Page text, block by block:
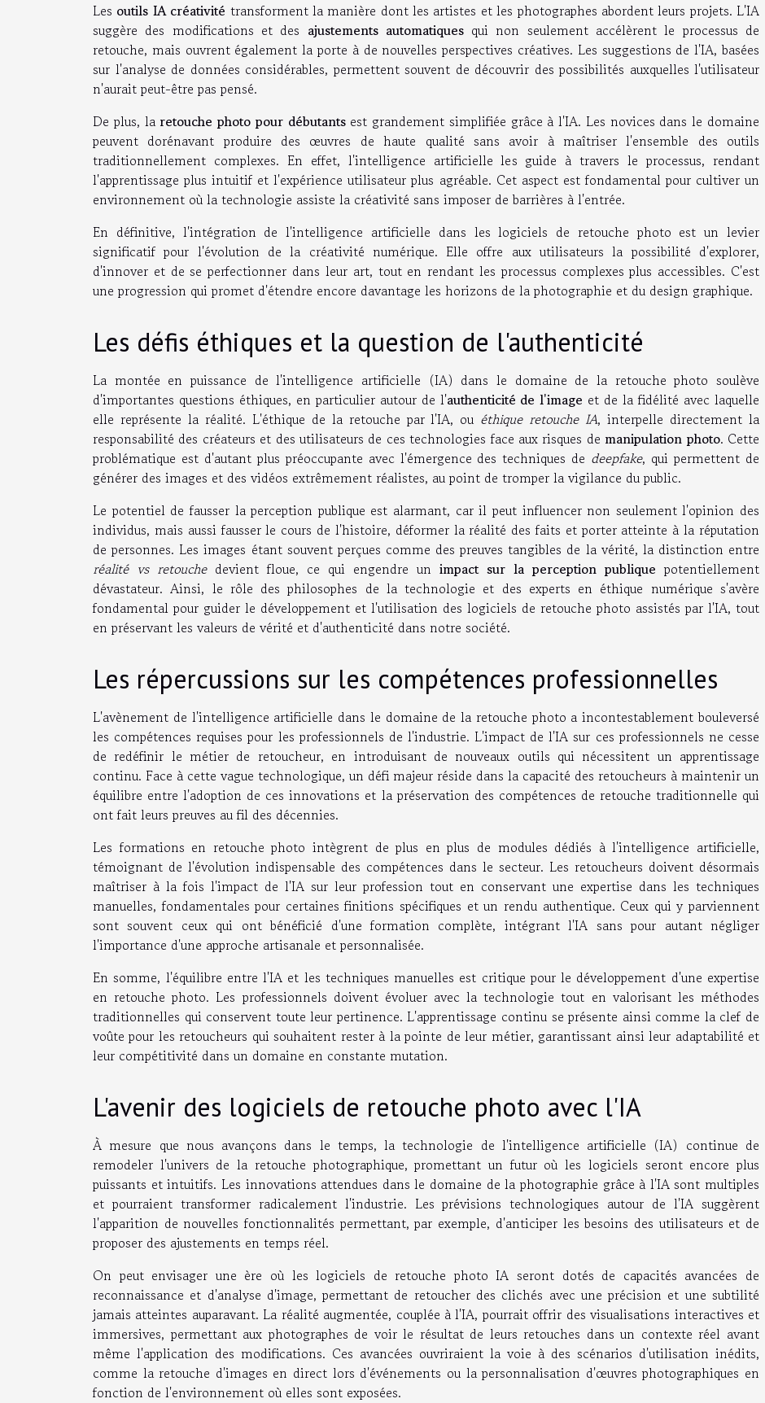
Les outils IA créativité transforment la manière dont les artistes et les photographes abordent leurs projets. L'IA
suggère des modifications et des ajustements automatiquesqui non seulement accélèrent le processus de
retouche, mais ouvrent également la porte à de nouvelles perspectives créatives. Les suggestions de l'IA, basées
sur l'analyse de données considérables, permettent souvent de découvrir des possibilités auxquelles l'utilisateur
n'aurait peut-être pas pensé.
De plus, la retouche photo pour débutantsest grandement simplifiée grâce à l'IA. Les novices dans le domaine
peuvent dorénavant produire des œuvres de haute qualité sans avoir à maîtriser l'ensemble des outils
traditionnellement complexes. En effet, l'intelligence artificielle les guide à travers le processus, rendant
l'apprentissage plus intuitif et l'expérience utilisateur plus agréable. Cet aspect est fondamental pour cultiver un
environnement où la technologie assiste la créativité sans imposer de barrières à l'entrée.
En définitive, l'intégration de l'intelligence artificielle dans les logiciels de retouche photo est un levier
significatif pour l'évolution de la créativité numérique. Elle offre aux utilisateurs la possibilité d'explorer,
d'innover et de se perfectionner dans leur art, tout en rendant les processus complexes plus accessibles. C'est
une progression qui promet d'étendre encore davantage les horizons de la photographie et du design graphique.
Les défis éthiques et la question de l'authenticité
La montée en puissance de l'intelligence artificielle (IA) dans le domaine de la retouche photo soulève
d'importantes questions éthiques, en particulier autour de l'authenticité de l'image et de la fidélité avec laquelle
elle représente la réalité. L'éthique de la retouche par l'IA, ou éthique retouche IA, interpelle directement la
responsabilité des créateurs et des utilisateurs de ces technologies face aux risques de manipulation photo. Cette
problématique est d'autant plus préoccupante avec l'émergence des techniques de deepfake, qui permettent de
générer des images et des vidéos extrêmement réalistes, au point de tromper la vigilance du public.
Le potentiel de fausser la perception publique est alarmant, car il peut influencer non seulement l'opinion des
individus, mais aussi fausser le cours de l'histoire, déformer la réalité des faits et porter atteinte à la réputation
de personnes. Les images étant souvent perçues comme des preuves tangibles de la vérité, la distinction entre
réalité vs retouchedevient floue, ce qui engendre un impact sur la perception publique potentiellement
dévastateur. Ainsi, le rôle des philosophes de la technologie et des experts en éthique numérique s'avère
fondamental pour guider le développement et l'utilisation des logiciels de retouche photo assistés par l'IA, tout
en préservant les valeurs de vérité et d'authenticité dans notre société.
Les répercussions sur les compétences professionnelles
L'avènement de l'intelligence artificielle dans le domaine de la retouche photo a incontestablement bouleversé
les compétences requises pour les professionnels de l'industrie. L'impact de l'IA sur ces professionnels ne cesse
de redéfinir le métier de retoucheur, en introduisant de nouveaux outils qui nécessitent un apprentissage
continu. Face à cette vague technologique, un défi majeur réside dans la capacité des retoucheurs à maintenir un
équilibre entre l'adoption de ces innovations et la préservation des compétences de retouche traditionnelle qui
ont fait leurs preuves au fil des décennies.
Les formations en retouche photo intègrent de plus en plus de modules dédiés à l'intelligence artificielle,
témoignant de l'évolution indispensable des compétences dans le secteur. Les retoucheurs doivent désormais
maîtriser à la fois l'impact de l'IA sur leur profession tout en conservant une expertise dans les techniques
manuelles, fondamentales pour certaines finitions spécifiques et un rendu authentique. Ceux qui y parviennent
sont souvent ceux qui ont bénéficié d'une formation complète, intégrant l'IA sans pour autant négliger
l'importance d'une approche artisanale et personnalisée.
En somme, l'équilibre entre l'IA et les techniques manuelles est critique pour le développement d'une expertise
en retouche photo. Les professionnels doivent évoluer avec la technologie tout en valorisant les méthodes
traditionnelles qui conservent toute leur pertinence. L'apprentissage continu se présente ainsi comme la clef de
voûte pour les retoucheurs qui souhaitent rester à la pointe de leur métier, garantissant ainsi leur adaptabilité et
leur compétitivité dans un domaine en constante mutation.
L'avenir des logiciels de retouche photo avec l'IA
À mesure que nous avançons dans le temps, la technologie de l'intelligence artificielle (IA) continue de
remodeler l'univers de la retouche photographique, promettant un futur où les logiciels seront encore plus
puissants et intuitifs. Les innovations attendues dans le domaine de la photographie grâce à l'IA sont multiples
et pourraient transformer radicalement l'industrie. Les prévisions technologiques autour de l'IA suggèrent
l'apparition de nouvelles fonctionnalités permettant, par exemple, d'anticiper les besoins des utilisateurs et de
proposer des ajustements en temps réel.
On peut envisager une ère où les logiciels de retouche photo IA seront dotés de capacités avancées de
reconnaissance et d'analyse d'image, permettant de retoucher des clichés avec une précision et une subtilité
jamais atteintes auparavant. La réalité augmentée, couplée à l'IA, pourrait offrir des visualisations interactives et
immersives, permettant aux photographes de voir le résultat de leurs retouches dans un contexte réel avant
même l'application des modifications. Ces avancées ouvriraient la voie à des scénarios d'utilisation inédits,
comme la retouche d'images en direct lors d'événements ou la personnalisation d'œuvres photographiques en
fonction de l'environnement où elles sont exposées.